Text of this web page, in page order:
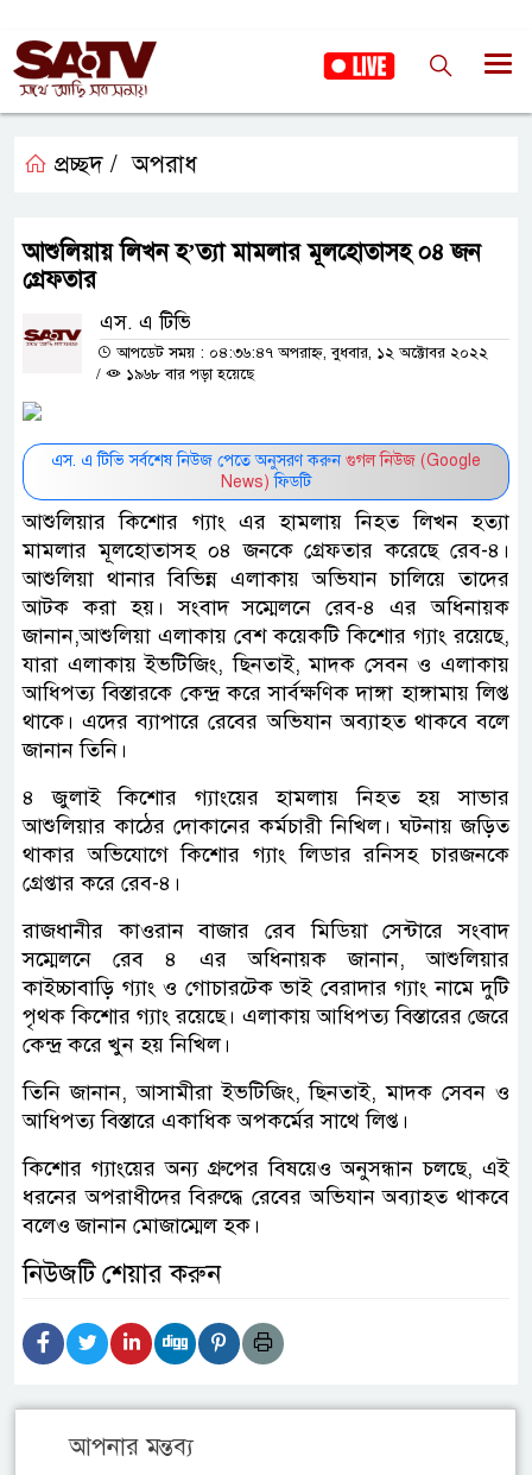
প্রচ্ছদ / অপরাধ
আশুলিয়ায় লিখন হ’ত্যা মামলার মূলহোতাসহ ০৪ জন
গ্রেফতার
এস. এ টিভি
আপডেট সময় : ০৪:৩৬:৪৭ অপরাহ্ন, বুধবার, ১২ অক্টোবর ২০২২
/
১৯৬৮ বার পড়া হয়েছে
এস. এ টিভি সর্বশেষ নিউজ পেতে অনুসরণ করুন গুগল নিউজ (Google
News) ফিডটি
আশুলিয়ার কিশোর গ্যাং এর হামলায় নিহত লিখন হত্যা
মামলার মূলহোতাসহ ০৪ জনকে গ্রেফতার করেছে রেব-৪।
আশুলিয়া থানার বিভিন্ন এলাকায় অভিযান চালিয়ে তাদের
আটক করা হয়। সংবাদ সম্মেলনে রেব-৪ এর অধিনায়ক
জানান,আশুলিয়া এলাকায় বেশ কয়েকটি কিশোর গ্যাং রয়েছে,
যারা এলাকায় ইভটিজিং, ছিনতাই, মাদক সেবন ও এলাকায়
আধিপত্য বিস্তারকে কেন্দ্র করে সার্বক্ষণিক দাঙ্গা হাঙ্গামায় লিপ্ত
থাকে। এদের ব্যাপারে রেবের অভিযান অব্যাহত থাকবে বলে
জানান তিনি।
৪ জুলাই কিশোর গ্যাংয়ের হামলায় নিহত হয় সাভার
আশুলিয়ার কাঠের দোকানের কর্মচারী নিখিল। ঘটনায় জড়িত
থাকার অভিযোগে কিশোর গ্যাং লিডার রনিসহ চারজনকে
গ্রেপ্তার করে রেব-৪।
রাজধানীর কাওরান বাজার রেব মিডিয়া সেন্টারে সংবাদ
সম্মেলনে রেব ৪ এর অধিনায়ক জানান, আশুলিয়ার
কাইচ্চাবাড়ি গ্যাং ও গোচারটেক ভাই বেরাদার গ্যাং নামে দুটি
পৃথক কিশোর গ্যাং রয়েছে। এলাকায় আধিপত্য বিস্তারের জেরে
কেন্দ্র করে খুন হয় নিখিল।
তিনি জানান, আসামীরা ইভটিজিং, ছিনতাই, মাদক সেবন ও
আধিপত্য বিস্তারে একাধিক অপকর্মের সাথে লিপ্ত।
কিশোর গ্যাংয়ের অন্য গ্রুপের বিষয়েও অনুসন্ধান চলছে, এই
ধরনের অপরাধীদের বিরুদ্ধে রেবের অভিযান অব্যাহত থাকবে
বলেও জানান মোজাম্মেল হক।
নিউজটি শেয়ার করুন
আপনার মন্তব্য